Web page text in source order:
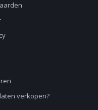
verkopen?